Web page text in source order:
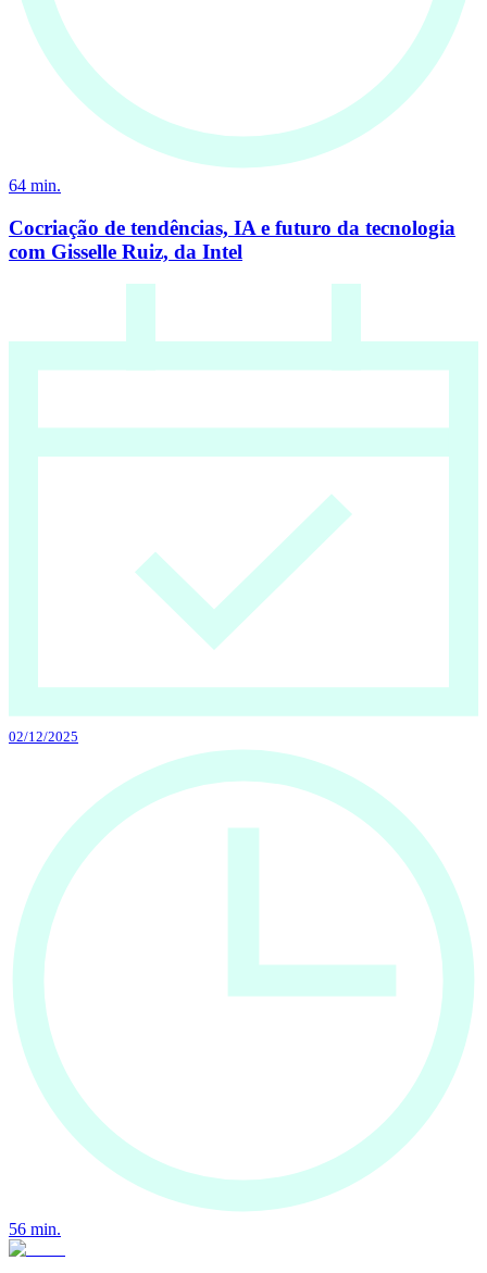
64 min.
Cocriação de tendências, IA e futuro da tecnologia
com Gisselle Ruiz, da Intel
02/12/2025
56 min.